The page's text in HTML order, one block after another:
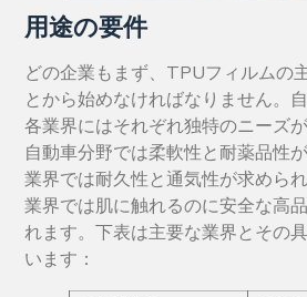
用途の要件
どの企業もまず、TPUフィルムの
とから始めなければなりません。
各業界にはそれぞれ独特のニーズ
自動車分野では柔軟性と耐薬品性
業界では耐久性と通気性が求めら
業界では肌に触れるのに安全な高
れます。下表は主要な業界とその
います：